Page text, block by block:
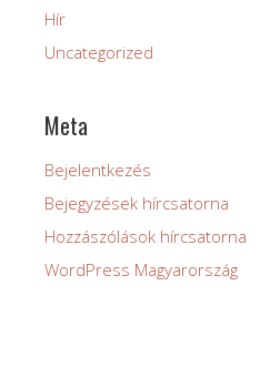
Hír
Uncategorized
Meta
Bejelentkezés
Bejegyzések hírcsatorna
Hozzászólások hírcsatorna
WordPress Magyarország